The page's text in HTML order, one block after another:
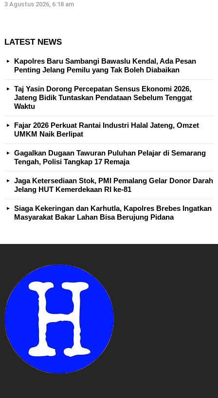
3 Agustus 2026, 6:18 am
LATEST NEWS
Kapolres Baru Sambangi Bawaslu Kendal, Ada Pesan
Penting Jelang Pemilu yang Tak Boleh Diabaikan
Taj Yasin Dorong Percepatan Sensus Ekonomi 2026,
Jateng Bidik Tuntaskan Pendataan Sebelum Tenggat
Waktu
Fajar 2026 Perkuat Rantai Industri Halal Jateng, Omzet
UMKM Naik Berlipat
Gagalkan Dugaan Tawuran Puluhan Pelajar di Semarang
Tengah, Polisi Tangkap 17 Remaja
Jaga Ketersediaan Stok, PMI Pemalang Gelar Donor Darah
Jelang HUT Kemerdekaan RI ke-81
Siaga Kekeringan dan Karhutla, Kapolres Brebes Ingatkan
Masyarakat Bakar Lahan Bisa Berujung Pidana